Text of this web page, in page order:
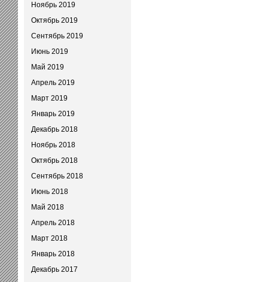
Ноябрь 2019
Октябрь 2019
Сентябрь 2019
Июнь 2019
Май 2019
Апрель 2019
Март 2019
Январь 2019
Декабрь 2018
Ноябрь 2018
Октябрь 2018
Сентябрь 2018
Июнь 2018
Май 2018
Апрель 2018
Март 2018
Январь 2018
Декабрь 2017